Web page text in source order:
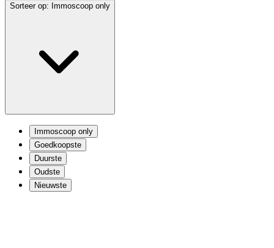
Sorteer op: Immoscoop only
Immoscoop only
Goedkoopste
Duurste
Oudste
Nieuwste